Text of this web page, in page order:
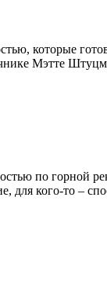
которые
Мэтте
по горной
кого-то –